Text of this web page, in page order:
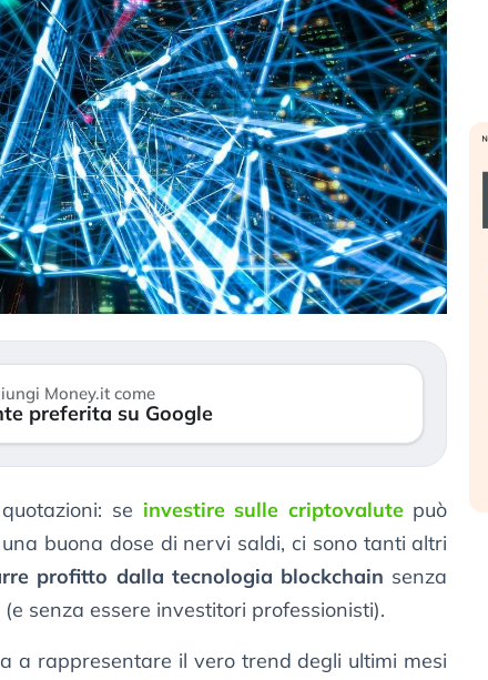
Money.it come
preferita su Google
se investire sulle criptovalutepuò
buona dose di nervi saldi, ci sono tanti altri
profitto dalla tecnologia blockchain senza
senza essere investitori professionisti).
a rappresentare il vero trend degli ultimi mesi
Investitori
lo scoppio
Quando la finanza pesa più
dell’economia reale. L’America sta
ripetendo gli errori del 2008?
sempre più sganciata dall’economia
reale. (…)
24 luglio 2026